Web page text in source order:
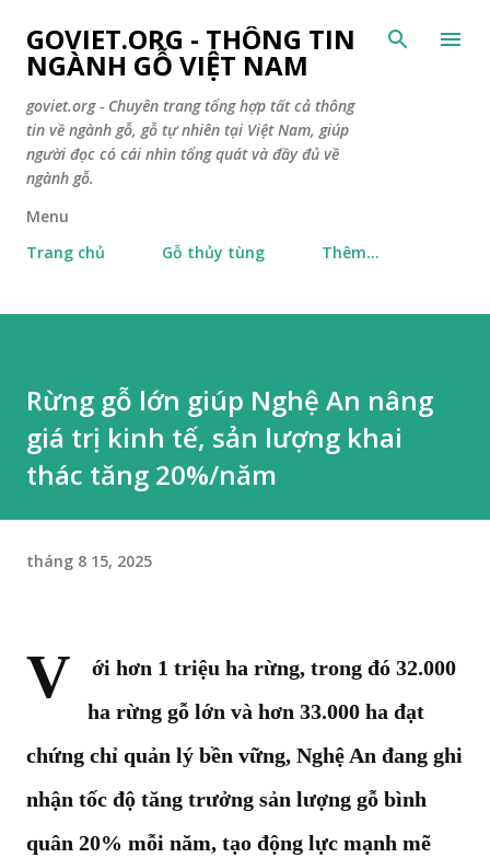
Chuyển đến nội dung chính
GOVIET.ORG - THÔNG TIN
NGÀNH GỖ VIỆT NAM
goviet.org - Chuyên trang tổng hợp tất cả thông
tin về ngành gỗ, gỗ tự nhiên tại Việt Nam, giúp
người đọc có cái nhìn tổng quát và đầy đủ về
ngành gỗ.
Menu
Trang chủ
Gỗ thủy tùng Thêm…
Rừng gỗ lớn giúp Nghệ An nâng
giá trị kinh tế, sản lượng khai
thác tăng 20%/năm
tháng 8 15, 2025
V
ới hơn 1 triệu ha rừng, trong đó 32.000
ha rừng gỗ lớn và hơn 33.000 ha đạt
chứng chỉ quản lý bền vững, Nghệ An đang ghi
nhận tốc độ tăng trưởng sản lượng gỗ bình
quân 20% mỗi năm, tạo động lực mạnh mẽ